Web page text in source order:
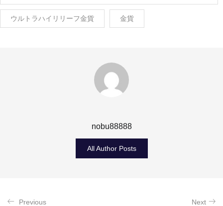
ウルトラハイリリーフ金貨 金貨
nobu88888
All Author Posts
Previous Next